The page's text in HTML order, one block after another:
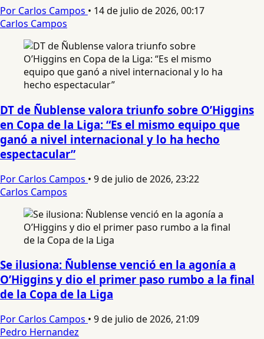
Por Carlos Campos • 14 de julio de 2026, 00:17
Carlos Campos
DT de Ñublense valora triunfo sobre O’Higgins
en Copa de la Liga: “Es el mismo equipo que
ganó a nivel internacional y lo ha hecho
espectacular”
Por Carlos Campos • 9 de julio de 2026, 23:22
Carlos Campos
Se ilusiona: Ñublense venció en la agonía a
O’Higgins y dio el primer paso rumbo a la final
de la Copa de la Liga
Por Carlos Campos • 9 de julio de 2026, 21:09
Pedro Hernandez